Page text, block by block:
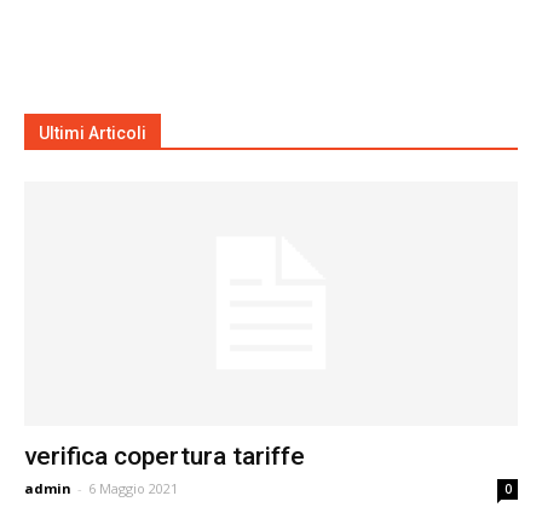
Ultimi Articoli
verifica copertura tariffe
admin - 6 Maggio 2021 0